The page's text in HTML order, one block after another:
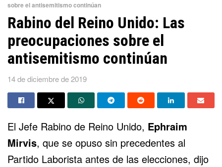
sobre el antisemitismo continúan
Rabino del Reino Unido: Las
preocupaciones sobre el
antisemitismo continúan
14 de diciembre de 2019
El Jefe Rabino de Reino Unido, Ephraim
Mirvis, que se opuso sin precedentes al
Partido Laborista antes de las elecciones, dijo